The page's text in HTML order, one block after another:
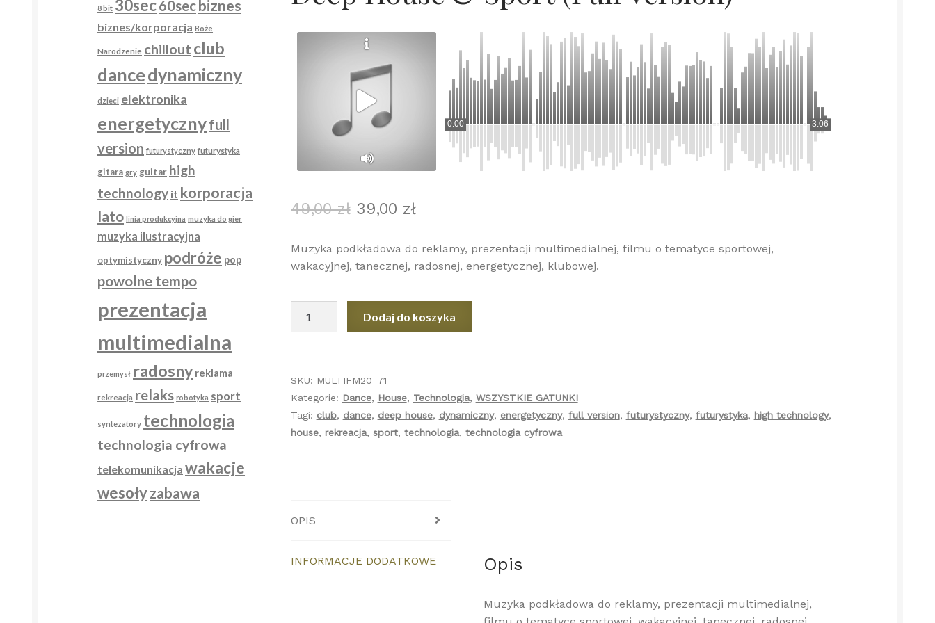
0:00 3:06
49,00zł Pierwotna
wynosiła:
49,00 zł.
39,00 złAktualna
wynosi:
39,00 zł.
Muzyka podkładowa do reklamy, prezentacji multimedialnej, filmu o tematyce sportowej,
wakacyjnej, tanecznej, radosnej, energetycznej, klubowej.
Sport
(Full
Version)
Dodaj do koszyka
SKU: MULTIFM20_71
Kategorie: Dance, House, Technologia, WSZYSTKIE GATUNKI
Tagi: club, dance, deep house, dynamiczny, energetyczny, full version, futurystyczny, futurystyka, high technology,
house, rekreacja, sport, technologia, technologia cyfrowa
OPIS
INFORMACJE DODATKOWE Opis
Muzyka podkładowa do reklamy, prezentacji multimedialnej,
8 bit 30sec60secbiznes
biznes/korporacja Boże
Narodzenie chillout club
dancedynamiczny
dzieci elektronika
energetycznyfull
version futurystyczny futurystyka
gitara gry guitar high
technology it korporacja
lato linia produkcyjna muzyka do gier
muzyka ilustracyjna
optymistyczny podróże pop
powolne tempo
prezentacja
multimedialna
przemysł radosny reklama
rekreacja relaks robotyka sport
syntezatory technologia
technologia cyfrowa
telekomunikacja wakacje
wesołyzabawa